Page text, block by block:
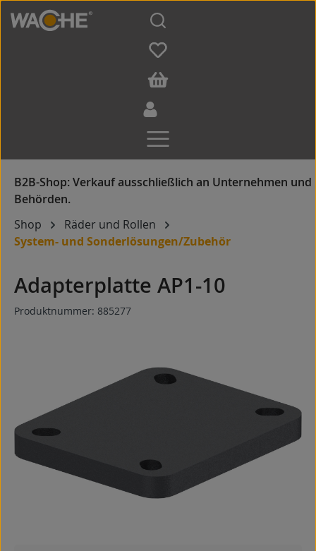
Zum Hauptinhalt springen
Shop
Räder und Rollen
System- und Sonderlösungen/Zubehör
Adapterplatte AP1-10
Produktnummer: 885277